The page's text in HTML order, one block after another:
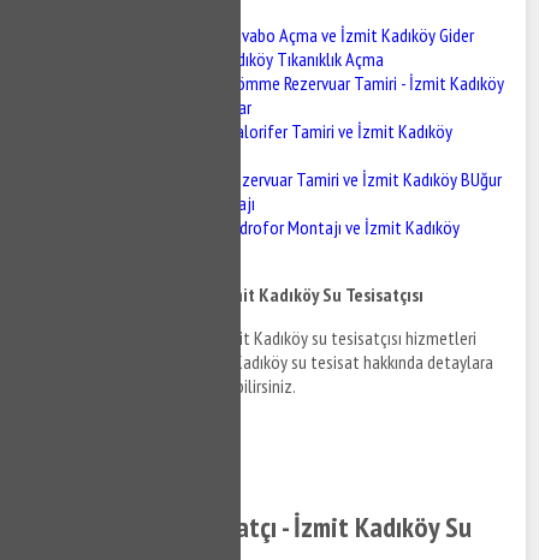
İzmit Kadıköy Lavabo Açma ve İzmit Kadıköy Gider
Açma - İzmit Kadıköy Tıkanıklık Açma
İzmit Kadıköy Gömme Rezervuar Tamiri - İzmit Kadıköy
Gömme Rezervuar
İzmit Kadıköy Kalorifer Tamiri ve İzmit Kadıköy
İzmit Kadıköy Rezervuar Tamiri ve İzmit Kadıköy BUğur
Mumcurya Montajı
İzmit Kadıköy Hidrofor Montajı ve İzmit Kadıköy
İzmit Kadıköy Tesisatçı - İzmit Kadıköy Su Tesisatçısı
İzmit Kadıköy tesisatçı ve İzmit Kadıköy su tesisatçısı hizmetleri
hakkında bilgi almak ve İzmit Kadıköy su tesisat hakkında detaylara
erişim sağlamak için bizi arayabilirsiniz.
İzmit Kadıköy Tesisatçı - İzmit Kadıköy Su